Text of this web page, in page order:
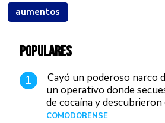
aumentos
POPULARES
1
Cayó un poderoso narco
un operativo donde
de cocaína y
Patagonia
COMODORENSE